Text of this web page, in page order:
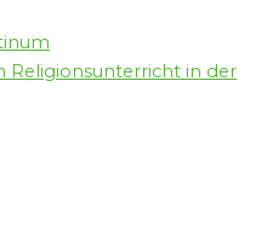
Religionsunterricht in der